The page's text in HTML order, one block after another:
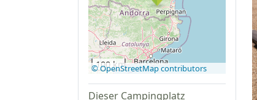
Auf Google
Maps
anzeigen
100 km
© OpenStreetMap contributors
Dieser Campingplatz